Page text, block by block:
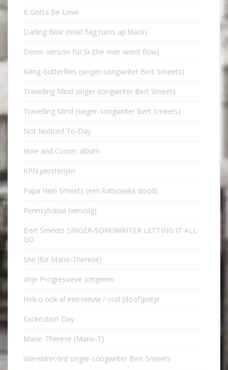
It Gotta Be Love
Darling Blue (read flag turns up black)
Demo version for Si (the river won’t flow)
Kiling Butterflies (singer-songwriter Bert Smeets)
Travelling Mind singer-songwriter Bert Smeets
Travelling Mind (singer-songwriter Bert Smeets)
Not Noticed To-Day
Hole and Corner album
KPN persterijen
Papa Hein Smeets (een katholieke dood)
Pennsylvania (vervolg)
Bert Smeets SINGER-SONGWRITER LETTING IT ALL
GO
She (für Marie-Therese)
Vrije Progressieve Jongeren
Heb u ook al een nieuw / oud (doof)potje
Excecution Day
Marie-Therese (Marie-T)
Wereldrecord singer-songwriter Bert Smeets